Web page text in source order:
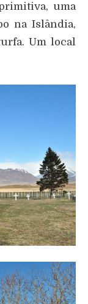
uma
na Islândia,
Um local